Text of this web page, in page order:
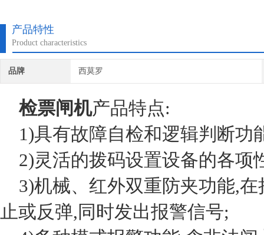
4）多种模式报警功能,含非法闯入、反闯入、尾随、通行超时报警等;
5）防冲功能,在没有接收到开闸信号时,挡臂自动锁死;
产品特性
Product characteristics
品牌 西莫罗
检票闸机产品特点:
1)具有故障自检和逻辑判断功
2)灵活的拨码设置设备的各项
3)机械、红外双重防夹功能,在
止或反弹,同时发出报警信号;